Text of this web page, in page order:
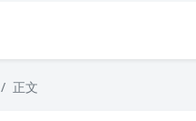
正文